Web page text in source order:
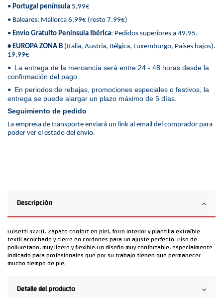
• Portugal península 5,99€
• Baleares: Mallorca 6,99€ (resto 7.99€)
• Envío Gratuito Península Ibérica: Pedidos superiores a 49,95.
• EUROPA ZONA B (Italia, Austria, Bélgica, Luxemburgo, Países bajos).
19,99€
• La entrega de la mercancía será entre 24 - 48 horas desde la
confirmación del pago.
• En periodos de rebajas, promociones especiales o festivos, la
entrega se puede alargar un plazo máximo de 5 días.
Seguimiento de pedido
La empresa de transporte enviará un link al email del comprador para
poder ver el estado del envío.
Descripción
Luisetti 37701. Zapato confort en piel, forro interior y plantilla extraíble
textil acolchado y cierre en cordones para un ajuste perfecto. Piso de
poliuretano, muy ligero y flexible.Un diseño muy confortable, especialmente
indicado para profesionales que por su trabajo tienen que permanecer
mucho tiempo de pie.
Detalle del producto